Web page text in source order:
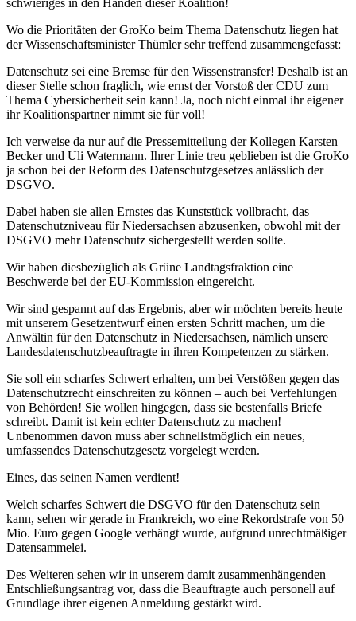
Wo die Prioritäten der GroKo beim Thema Datenschutz liegen hat
der Wissenschaftsminister Thümler sehr treffend zusammengefasst:
Datenschutz sei eine Bremse für den Wissenstransfer! Deshalb ist an
dieser Stelle schon fraglich, wie ernst der Vorstoß der CDU zum
Thema Cybersicherheit sein kann! Ja, noch nicht einmal ihr eigener
ihr Koalitionspartner nimmt sie für voll!
Ich verweise da nur auf die Pressemitteilung der Kollegen Karsten
Becker und Uli Watermann. Ihrer Linie treu geblieben ist die GroKo
ja schon bei der Reform des Datenschutzgesetzes anlässlich der
DSGVO.
Dabei haben sie allen Ernstes das Kunststück vollbracht, das
Datenschutzniveau für Niedersachsen abzusenken, obwohl mit der
DSGVO mehr Datenschutz sichergestellt werden sollte.
Wir haben diesbezüglich als Grüne Landtagsfraktion eine
Beschwerde bei der EU-Kommission eingereicht.
Wir sind gespannt auf das Ergebnis, aber wir möchten bereits heute
mit unserem Gesetzentwurf einen ersten Schritt machen, um die
Anwältin für den Datenschutz in Niedersachsen, nämlich unsere
Landesdatenschutzbeauftragte in ihren Kompetenzen zu stärken.
Sie soll ein scharfes Schwert erhalten, um bei Verstößen gegen das
Datenschutzrecht einschreiten zu können – auch bei Verfehlungen
von Behörden! Sie wollen hingegen, dass sie bestenfalls Briefe
schreibt. Damit ist kein echter Datenschutz zu machen!
Unbenommen davon muss aber schnellstmöglich ein neues,
umfassendes Datenschutzgesetz vorgelegt werden.
Eines, das seinen Namen verdient!
Welch scharfes Schwert die DSGVO für den Datenschutz sein
kann, sehen wir gerade in Frankreich, wo eine Rekordstrafe von 50
Mio. Euro gegen Google verhängt wurde, aufgrund unrechtmäßiger
Datensammelei.
Des Weiteren sehen wir in unserem damit zusammenhängenden
Entschließungsantrag vor, dass die Beauftragte auch personell auf
Grundlage ihrer eigenen Anmeldung gestärkt wird.